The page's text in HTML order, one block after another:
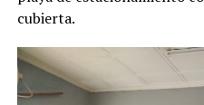
cubierta.